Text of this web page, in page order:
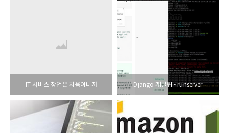
IT 서비스 창업은 처음이니까 Django 개발팁 - runserver